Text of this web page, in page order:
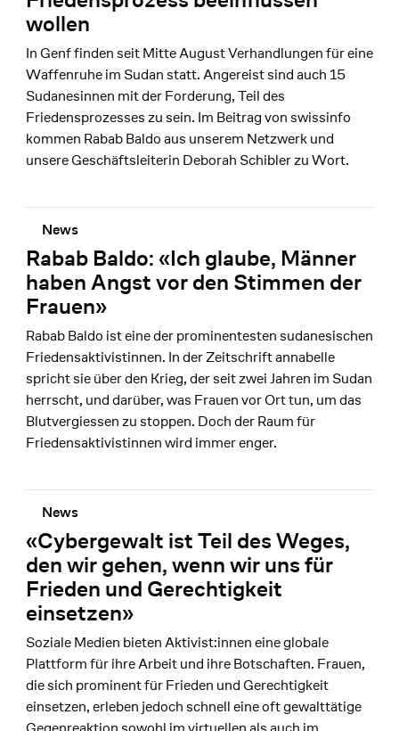
wollen
In Genf finden seit Mitte August Verhandlungen für eine
Waffenruhe im Sudan statt. Angereist sind auch 15
Sudanesinnen mit der Forderung, Teil des
Friedensprozesses zu sein. Im Beitrag von swissinfo
kommen Rabab Baldo aus unserem Netzwerk und
unsere Geschäftsleiterin Deborah Schibler zu Wort.
Rabab Baldo: «Ich glaube, Männer
haben Angst vor den Stimmen der
Frauen»
News
Rabab Baldo ist eine der prominentesten sudanesischen
Friedensaktivistinnen. In der Zeitschrift annabelle
spricht sie über den Krieg, der seit zwei Jahren im Sudan
herrscht, und darüber, was Frauen vor Ort tun, um das
Blutvergiessen zu stoppen. Doch der Raum für
Friedensaktivistinnen wird immer enger.
«Cybergewalt ist Teil des Weges,
den wir gehen, wenn wir uns für
Frieden und Gerechtigkeit
einsetzen»
News
Soziale Medien bieten Aktivist:innen eine globale
Plattform für ihre Arbeit und ihre Botschaften. Frauen,
die sich prominent für Frieden und Gerechtigkeit
einsetzen, erleben jedoch schnell eine oft gewalttätige